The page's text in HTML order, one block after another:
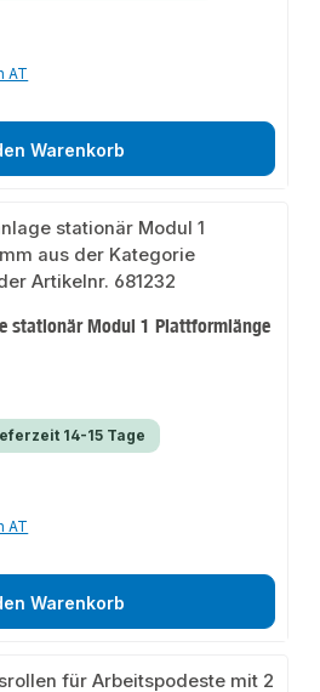
AT
Warenkorb
stationär Modul 1 Plattformlänge
14-15 Tage
AT
Warenkorb